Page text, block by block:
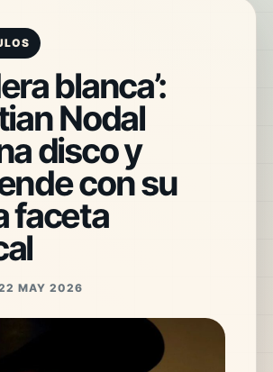
blanca’:
Nodal
disco y
con su
faceta
22 MAY 2026